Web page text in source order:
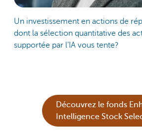
Un investissement en actions de
dont la sélection quantitative des
supportée par l’IA vous tente?
Découvrez le fonds
Intelligence Stock